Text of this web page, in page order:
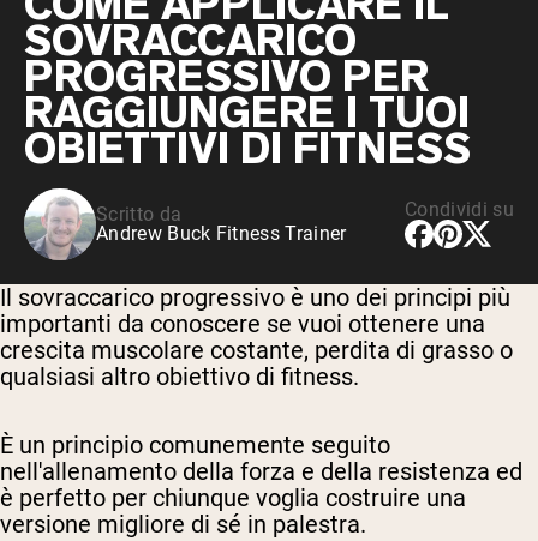
Proteina di piselli
SOVRACCARICO
PROGRESSIVO PER
RAGGIUNGERE I TUOI
OBIETTIVI DI FITNESS
Scritto da
Andrew Buck Fitness Trainer
Condividi su
Il sovraccarico progressivo è uno dei principi più
importanti da conoscere se vuoi ottenere una
crescita muscolare costante, perdita di grasso o
qualsiasi altro obiettivo di fitness.
È un principio comunemente seguito
nell'allenamento della forza e della resistenza ed
è perfetto per chiunque voglia costruire una
versione migliore di sé in palestra.